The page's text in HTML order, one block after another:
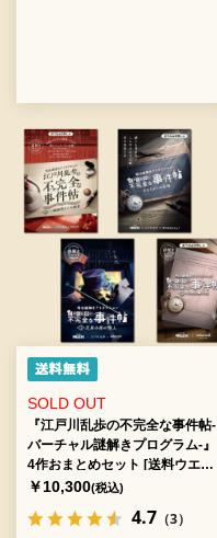
SOLD OUT
『江戸川乱歩の不完全な事件帖-
バーチャル謎解きプログラム-』
4作おまとめセット [送料ウエイ
ト：10]
￥10,300(税込)
4.7 （3）